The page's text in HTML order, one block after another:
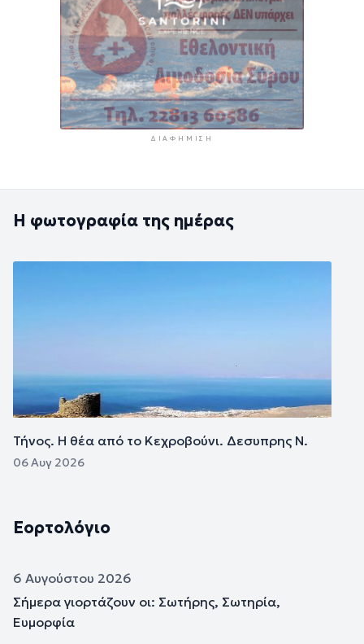
ΔΙΑΦΉΜΙΣΗ
Η φωτογραφία της ημέρας
Τήνος. Η θέα από το Κεχροβούνι. Δεσυπρης Ν.
06 Αυγ 2026
Εορτολόγιο
6 Αυγούστου 2026
Σήμερα γιορτάζουν οι: Σωτήρης, Σωτηρία,
Ευμορφία